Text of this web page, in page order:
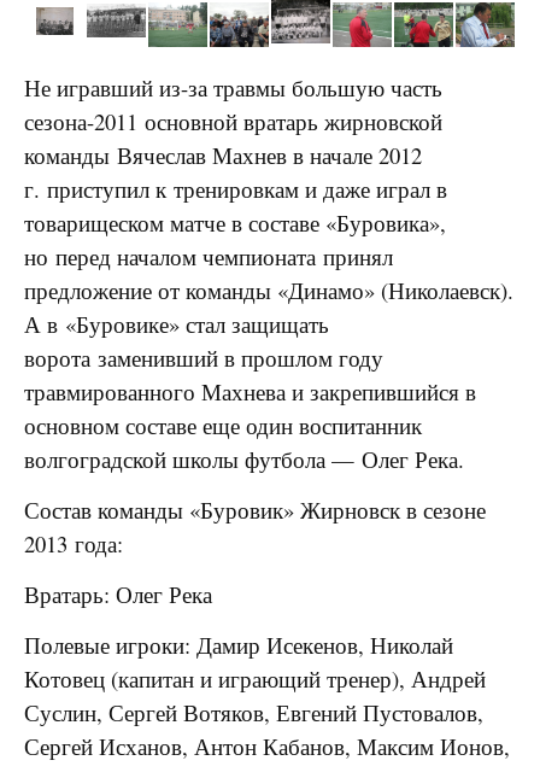
Не игравший из-за травмы большую часть
сезона-2011 основной вратарь жирновской
команды Вячеслав Махнев в начале 2012
г. приступил к тренировкам и даже играл в
товарищеском матче в составе «Буровика»,
но перед началом чемпионата принял
предложение от команды «Динамо» (Николаевск).
А в «Буровике» стал защищать
ворота заменивший в прошлом году
травмированного Махнева и закрепившийся в
основном составе еще один воспитанник
волгоградской школы футбола — Олег Река.
Состав команды «Буровик» Жирновск в сезоне
2013 года:
Вратарь: Олег Река
Полевые игроки: Дамир Исекенов, Николай
Котовец (капитан и играющий тренер), Андрей
Суслин, Сергей Вотяков, Евгений Пустовалов,
Сергей Исханов, Антон Кабанов, Максим Ионов,